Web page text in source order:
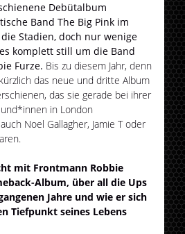
Debütalbum
Band The Big Pink im
Stadien, doch nur wenige
komplett still um die Band
Furze. Bis zu diesem Jahr, denn
das neue und dritte Album
das sie gerade bei ihrer
in London
Noel Gallagher, Jamie T oder
mit Frontmann Robbie
Album, über all die Ups
Jahre und wie er sich
Tiefpunkt seines Lebens